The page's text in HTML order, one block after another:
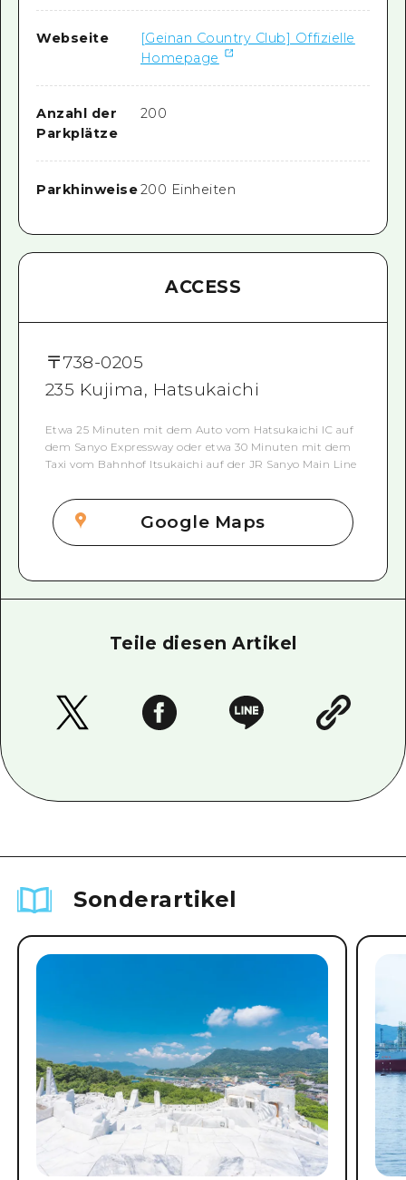
Webseite
[Geinan Country Club] Offizielle
Homepage
Anzahl der
Parkplätze
200
Parkhinweise200 Einheiten
ACCESS
〒738-0205
235 Kujima, Hatsukaichi
Etwa 25 Minuten mit dem Auto vom Hatsukaichi IC auf
dem Sanyo Expressway oder etwa 30 Minuten mit dem
Taxi vom Bahnhof Itsukaichi auf der JR Sanyo Main Line
Google Maps
Teile diesen Artikel
Sonderartikel